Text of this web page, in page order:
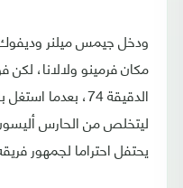
ودخل جيمس ميلنر وديفوك
مكان فرمينو ولالانا،
الدقيقة 74،
ليتخلص من الحارس
يحتفل احتراما لجمهور